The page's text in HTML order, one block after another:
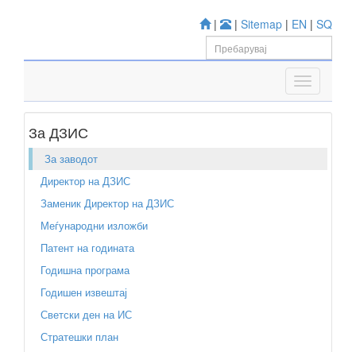
| | Sitemap | EN | SQ
За ДЗИС
За заводот
Директор на ДЗИС
Заменик Директор на ДЗИС
Меѓународни изложби
Патент на годината
Годишна програма
Годишен извештај
Светски ден на ИС
Стратешки план